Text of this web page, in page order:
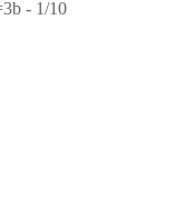
- 1/10